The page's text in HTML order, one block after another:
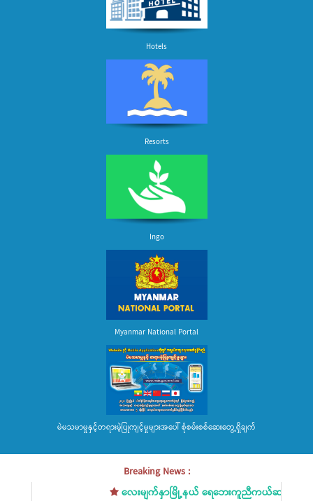
Hotels
Resorts
Ingo
Myanmar National Portal
မဲမသမာမှုနှင့်တရားမဲ့ပြုကျင့်မှုများအပေါ် စုံစမ်းစစ်ဆေးတွေ့ရှိချက်
Breaking News :
လေးမျက်နှာမြို့နယ် ရေဘေးကူညီကယ်ဆယ်ရေးအခြေအ